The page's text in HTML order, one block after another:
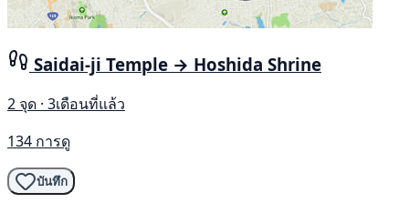
Saidai-ji Temple → Hoshida Shrine
2 จุด · 3เดือนที่แล้ว
134 การดู
บันทึก